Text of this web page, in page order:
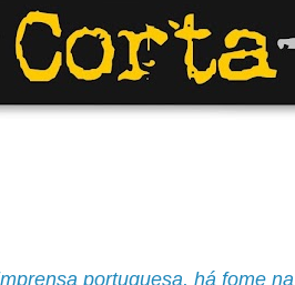
portuguesa, há fome na